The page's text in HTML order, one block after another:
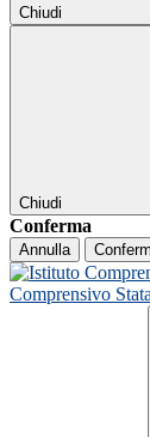
Chiudi
Chiudi
Conferma
Annulla
Comprensivo